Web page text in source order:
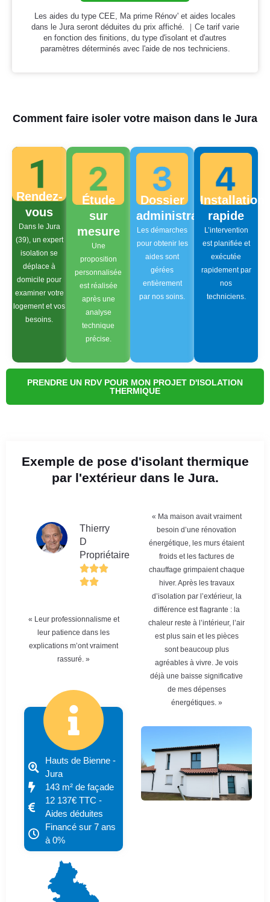
Les aides du type CEE, Ma prime Rénov' et aides locales
dans le Jura seront déduites du prix affiché. ｜Ce tarif varie
en fonction des finitions, du type d'isolant et d'autres
paramètres déterminés avec l'aide de nos techniciens.
Comment faire isoler votre maison dans le Jura
Rendez-
vous
Dans le Jura
(39), un expert
isolation se
déplace à
domicile pour
examiner votre
logement et vos
besoins.
Étude
sur
mesure
Une
proposition
personnalisée
est réalisée
après une
analyse
technique
précise.
Dossier
administratif
Les démarches
pour obtenir les
aides sont
gérées
entièrement
par nos soins.
Installation
rapide
L’intervention
est planifiée et
exécutée
rapidement par
nos
techniciens.
PRENDRE UN RDV POUR MON PROJET D'ISOLATION
THERMIQUE
Exemple de pose d'isolant thermique
par l'extérieur dans le Jura.
Thierry
D
Propriétaire
« Leur professionnalisme et
leur patience dans les
explications m’ont vraiment
rassuré. »
Hauts de Bienne -
Jura
143 m² de façade
12 137€ TTC -
Aides déduites
Financé sur 7 ans
à 0%
« Ma maison avait vraiment
besoin d’une rénovation
énergétique, les murs étaient
froids et les factures de
chauffage grimpaient chaque
hiver. Après les travaux
d’isolation par l’extérieur, la
différence est flagrante : la
chaleur reste à l’intérieur, l’air
est plus sain et les pièces
sont beaucoup plus
agréables à vivre. Je vois
déjà une baisse significative
de mes dépenses
énergétiques. »